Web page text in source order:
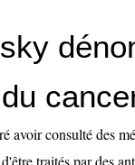
avoir consulté des
traités par des